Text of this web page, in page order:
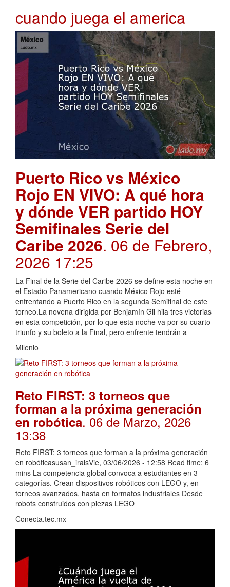
cuando juega el america
Puerto Rico vs México
Rojo EN VIVO: A qué hora
y dónde VER partido HOY
Semifinales Serie del
Caribe 2026. 06 de Febrero,
2026 17:25
La Final de la Serie del Caribe 2026 se define esta noche en
el Estadio Panamericano cuando México Rojo esté
enfrentando a Puerto Rico en la segunda Semifinal de este
torneo.La novena dirigida por Benjamín Gil hila tres victorias
en esta competición, por lo que esta noche va por su cuarto
triunfo y su boleto a la Final, pero enfrente tendrán a
Milenio
Reto FIRST: 3 torneos que
forman a la próxima generación
en robótica. 06 de Marzo, 2026
13:38
Reto FIRST: 3 torneos que forman a la próxima generación
en robóticasusan_iraisVie, 03/06/2026 - 12:58 Read time: 6
mins La competencia global convoca a estudiantes en 3
categorías. Crean dispositivos robóticos con LEGO y, en
torneos avanzados, hasta en formatos industriales Desde
robots construidos con piezas LEGO
Conecta.tec.mx